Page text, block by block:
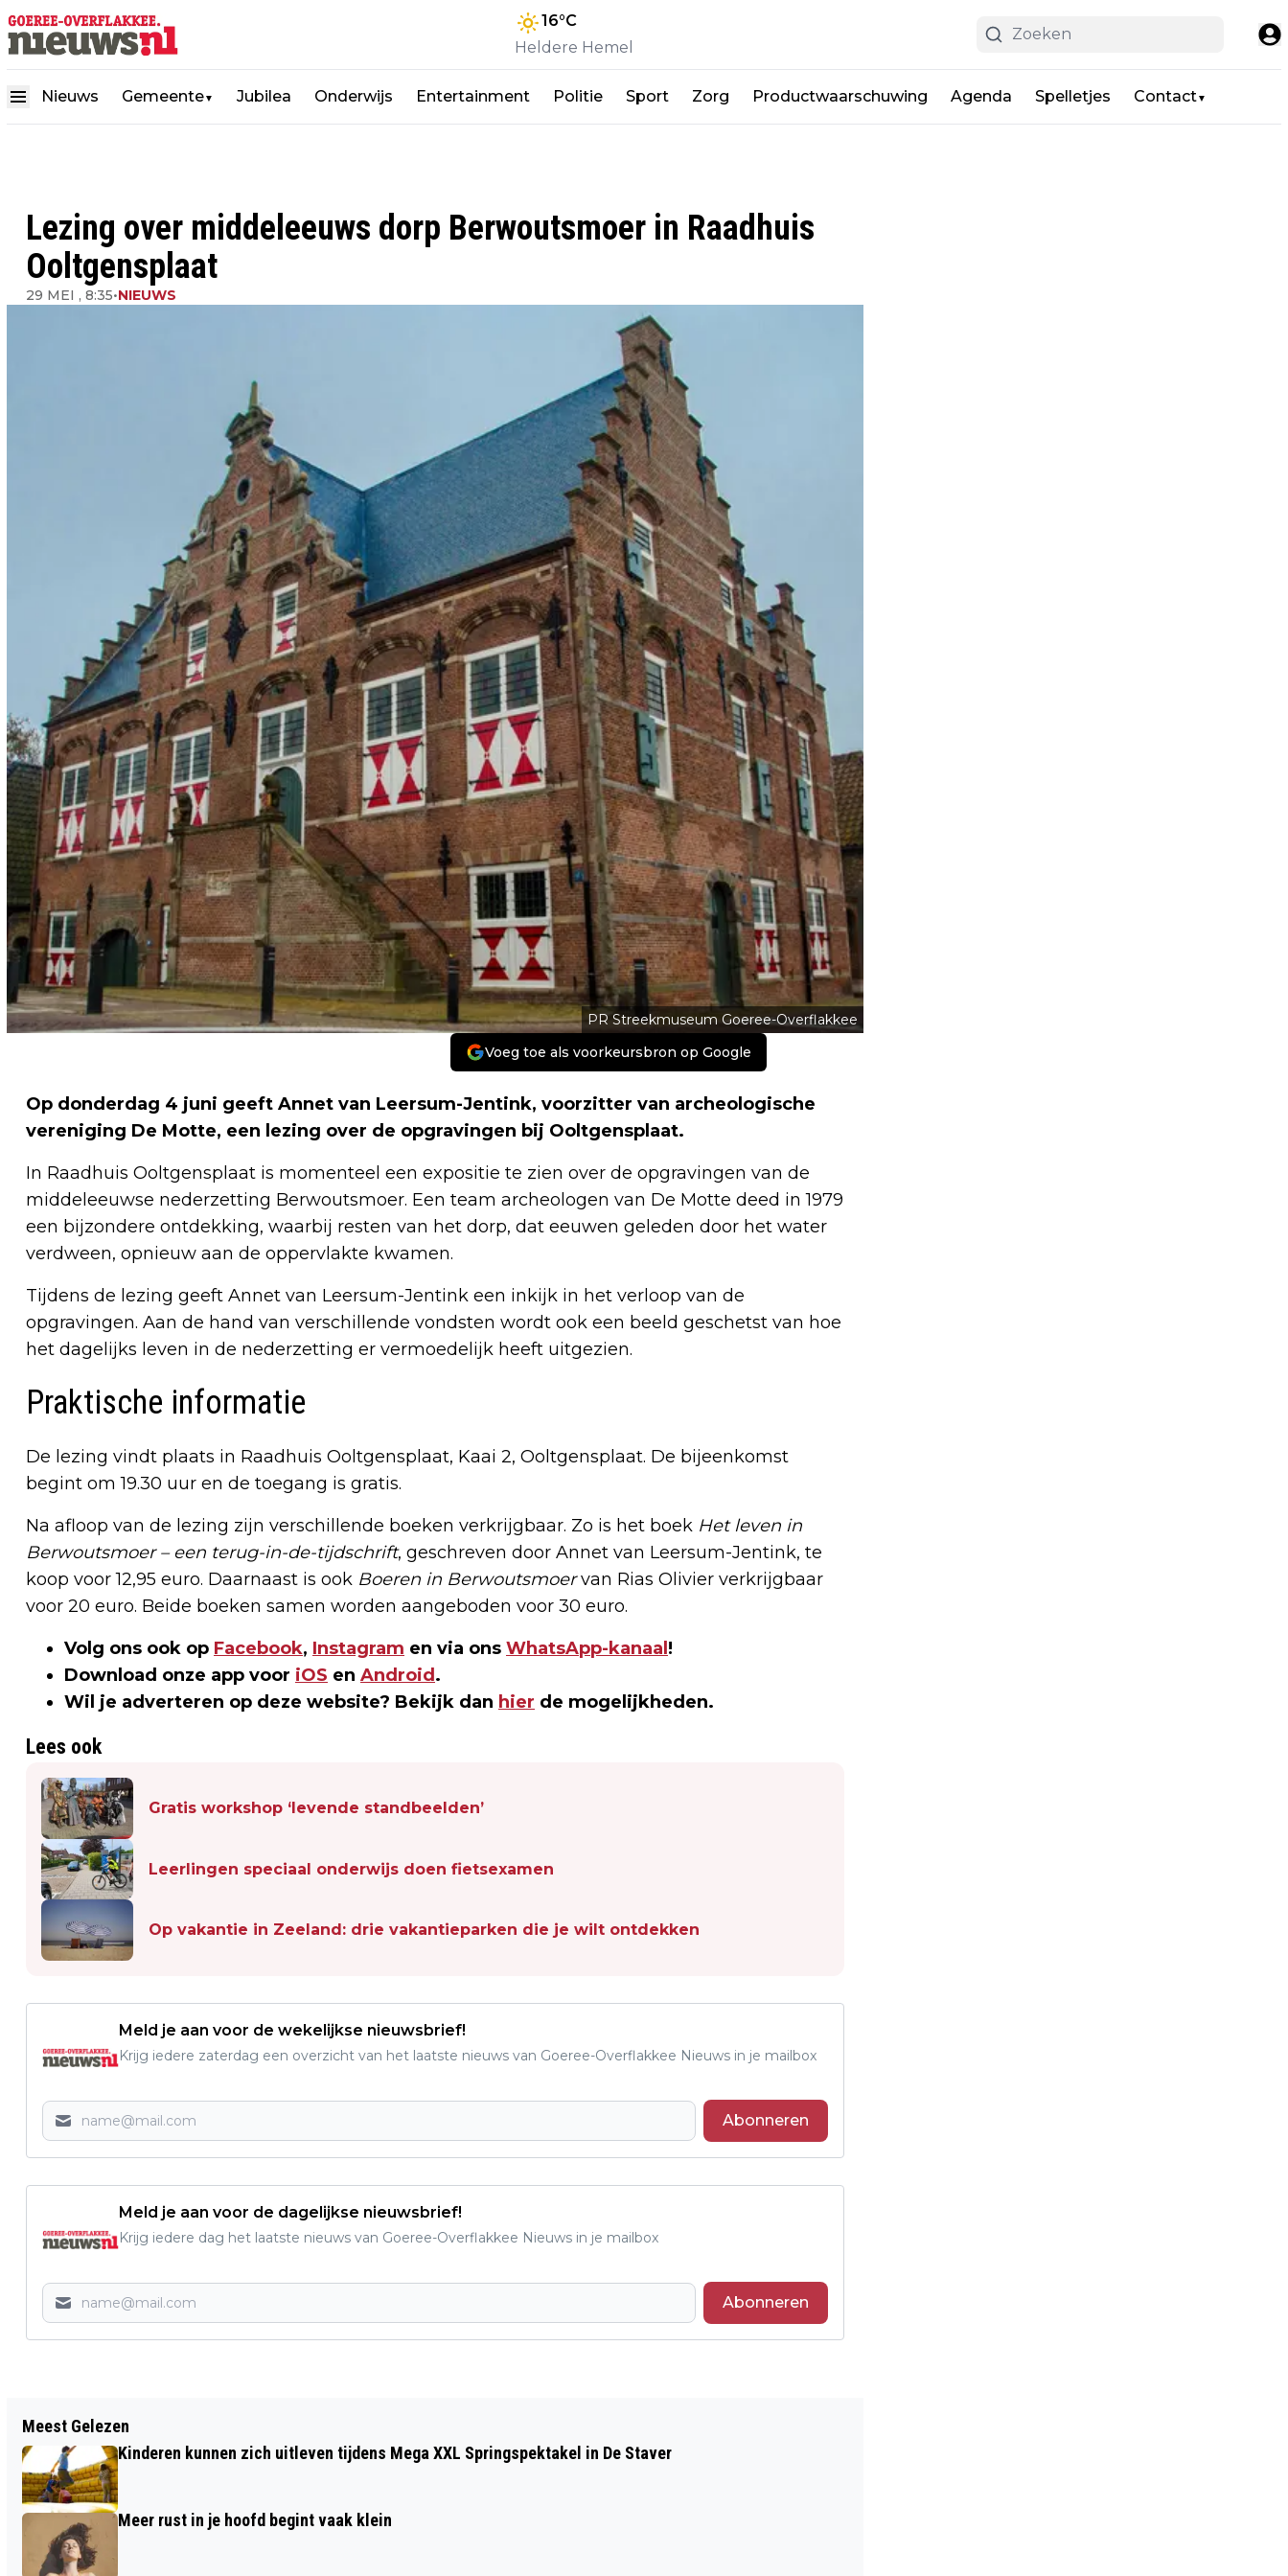
16°C
Heldere Hemel
Nieuws Gemeente▼ Jubilea Onderwijs Entertainment Politie Sport Zorg Productwaarschuwing Agenda Spelletjes Contact▼
Lezing over middeleeuws dorp Berwoutsmoer in Raadhuis
Ooltgensplaat
29 MEI , 8:35•NIEUWS
PR Streekmuseum Goeree-Overflakkee
Voeg toe als voorkeursbron op Google
Op donderdag 4 juni geeft Annet van Leersum-Jentink, voorzitter van archeologische
vereniging De Motte, een lezing over de opgravingen bij Ooltgensplaat.
In Raadhuis Ooltgensplaat is momenteel een expositie te zien over de opgravingen van de
middeleeuwse nederzetting Berwoutsmoer. Een team archeologen van De Motte deed in 1979
een bijzondere ontdekking, waarbij resten van het dorp, dat eeuwen geleden door het water
verdween, opnieuw aan de oppervlakte kwamen.
Tijdens de lezing geeft Annet van Leersum-Jentink een inkijk in het verloop van de
opgravingen. Aan de hand van verschillende vondsten wordt ook een beeld geschetst van hoe
het dagelijks leven in de nederzetting er vermoedelijk heeft uitgezien.
Praktische informatie
De lezing vindt plaats in Raadhuis Ooltgensplaat, Kaai 2, Ooltgensplaat. De bijeenkomst
begint om 19.30 uur en de toegang is gratis.
Na afloop van de lezing zijn verschillende boeken verkrijgbaar. Zo is het boek Het leven in
Berwoutsmoer – een terug-in-de-tijdschrift, geschreven door Annet van Leersum-Jentink, te
koop voor 12,95 euro. Daarnaast is ook Boeren in Berwoutsmoervan Rias Olivier verkrijgbaar
voor 20 euro. Beide boeken samen worden aangeboden voor 30 euro.
Volg ons ook op Facebook, Instagram en via ons WhatsApp-kanaal !
Download onze app voor iOS en Android .
Wil je adverteren op deze website? Bekijk dan hier de mogelijkheden.
Lees ook
Gratis workshop ‘levende standbeelden’
Leerlingen speciaal onderwijs doen fietsexamen
Op vakantie in Zeeland: drie vakantieparken die je wilt ontdekken
Meld je aan voor de wekelijkse nieuwsbrief!
Krijg iedere zaterdag een overzicht van het laatste nieuws van Goeree-Overflakkee Nieuws in je mailbox
Abonneren
Meld je aan voor de dagelijkse nieuwsbrief!
Krijg iedere dag het laatste nieuws van Goeree-Overflakkee Nieuws in je mailbox
Abonneren
GOEDEMORGEN, HET IS VANDAAG
VRIJDAG 29 MEI
INSECTENHOTELS BIJ
Meest Gelezen
Kinderen kunnen zich uitleven tijdens Mega XXL Springspektakel in De Staver
Meer rust in je hoofd begint vaak klein